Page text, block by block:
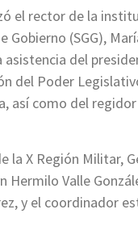
el rector de la
Gobierno (SGG),
asistencia del
del Poder
así como del
la X Región Militar,
Hermilo Valle
y el coordinador